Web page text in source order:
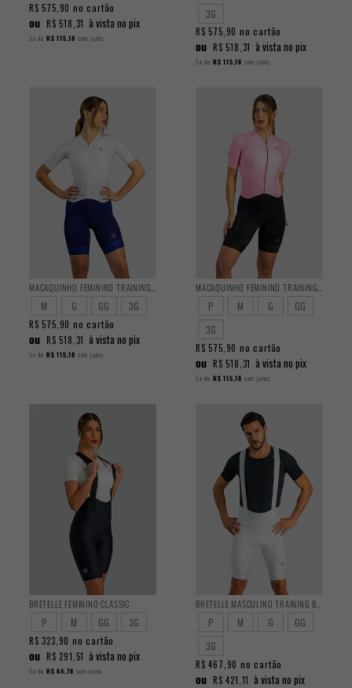
R$ 575,90 no cartão
ou R$ 518,31 à vista no pix
5x de R$ 115,18 sem juros
3G
R$ 575,90 no cartão
ou R$ 518,31 à vista no pix
5x de R$ 115,18 sem juros
M G GG 3G
R$ 575,90 no cartão
ou R$ 518,31 à vista no pix
5x de R$ 115,18 sem juros
P M G
GG
3G
R$ 575,90 no cartão
ou R$ 518,31 à vista no pix
5x de R$ 115,18 sem juros
BRETELLE FEMININO CLASSIC
P M GG 3G
R$ 323,90 no cartão
ou R$ 291,51 à vista no pix
5x de R$ 64,78 sem juros
P M G
GG
3G
R$ 467,90 no cartão
ou R$ 421,11 à vista no pix